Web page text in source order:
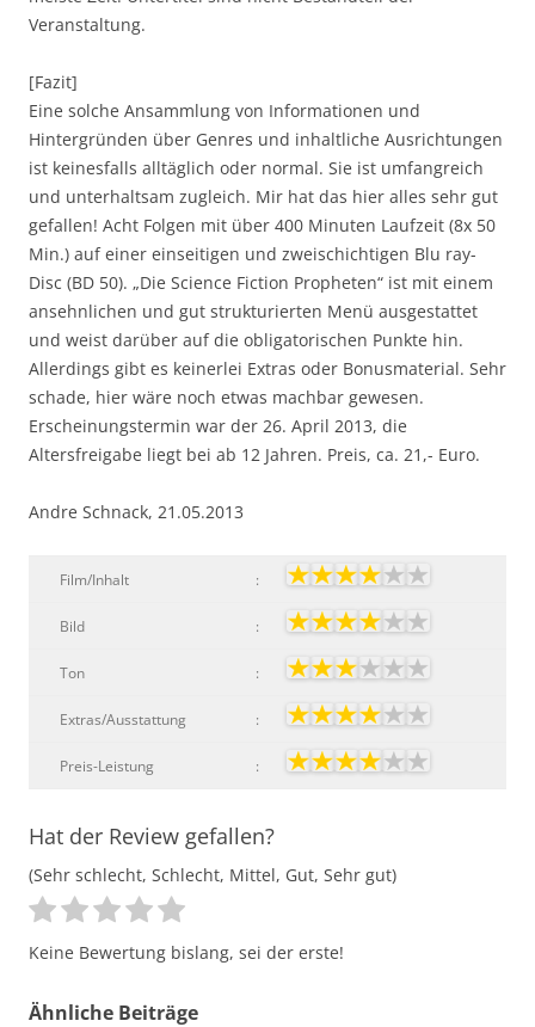
Veranstaltung.
[Fazit]
Eine solche Ansammlung von Informationen und
Hintergründen über Genres und inhaltliche Ausrichtungen
ist keinesfalls alltäglich oder normal. Sie ist umfangreich
und unterhaltsam zugleich. Mir hat das hier alles sehr gut
gefallen! Acht Folgen mit über 400 Minuten Laufzeit (8x 50
Min.) auf einer einseitigen und zweischichtigen Blu ray-
Disc (BD 50). „Die Science Fiction Propheten“ ist mit einem
ansehnlichen und gut strukturierten Menü ausgestattet
und weist darüber auf die obligatorischen Punkte hin.
Allerdings gibt es keinerlei Extras oder Bonusmaterial. Sehr
schade, hier wäre noch etwas machbar gewesen.
Erscheinungstermin war der 26. April 2013, die
Altersfreigabe liegt bei ab 12 Jahren. Preis, ca. 21,- Euro.
Andre Schnack, 21.05.2013
Film/Inhalt :
Bild :
Ton :
Extras/Ausstattung :
Preis-Leistung :
Hat der Review gefallen?
(Sehr schlecht, Schlecht, Mittel, Gut, Sehr gut)
Keine Bewertung bislang, sei der erste!
Ähnliche Beiträge